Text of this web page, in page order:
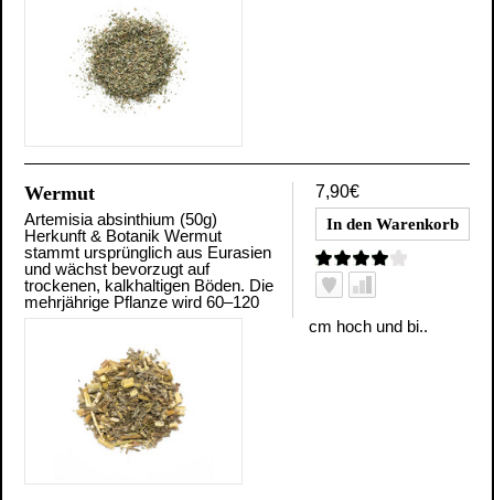
7,90€
Wermut
Artemisia absinthium (50g)
Herkunft & Botanik Wermut
stammt ursprünglich aus Eurasien
und wächst bevorzugt auf
trockenen, kalkhaltigen Böden. Die
mehrjährige Pflanze wird 60–120
cm hoch und bi..